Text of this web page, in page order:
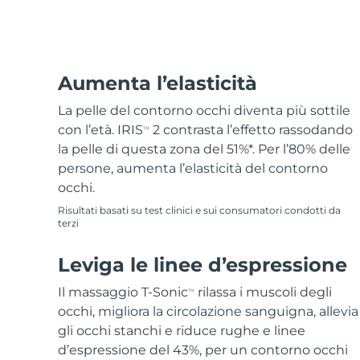
Aumenta l’elasticità
La pelle del contorno occhi diventa più sottile
con l’età. IRISTM
2 contrasta l’effetto rassodando
la pelle di questa zona del 51%*. Per l’80% delle
persone, aumenta l’elasticità del contorno
occhi.
Risultati basati su test clinici e sui consumatori condotti da
terzi
Leviga le linee d’espressione
Il massaggio T-SonicTM
rilassa i muscoli degli
occhi, migliora la circolazione sanguigna, allevia
gli occhi stanchi e riduce rughe e linee
d’espressione del 43%, per un contorno occhi
FAQ™ prodotti
FAQ™ prodotti
FAQ™ products
All toning treatments
PEACH™ 2
IPL hair removal
PEACH™ Cooling Prep Gel
Cooling IPL hair removal gel
LUNA™ 4 body
Massaging body brush
Trattamento anti-
acne
ESPADA™ 2 plus
Recurring acne LED therapy
Acne treatment device
ESPADA™ Blemish Solution
Concentrated acne gel
Dispositivi ESPADA™
Contorno occhi
BEAR™ 2 eyes & lips
Microcurrent line smoothing device
Rejuvenating eye massager
Skincare per contorno occhi
Advanced eye care treatment
Dispositivi per contorno occhi
Cura dei pori
KIWI™ derma
KIWI™
Blackhead remover
LUNA™ 4 hair
FLIP™ play advanced
LED light hairbrush
LUNA™ Dual-Peptide Scalp
Sbiancamento
dentale
NEW
issa™ Teeth Whitening Set
Dual LED + sonic device & 18% PAP gel
DI PIÙ